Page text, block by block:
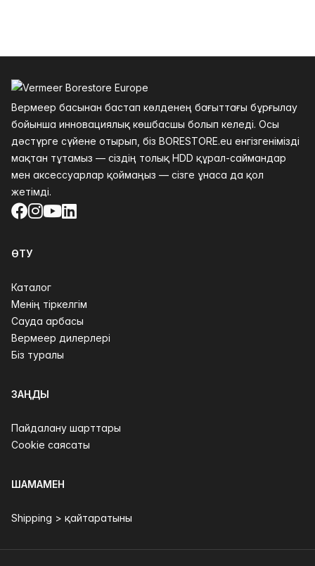
Вермеер басынан бастап көлденең бағыттағы бұрғылау
бойынша инновациялық көшбасшы болып келеді. Осы
дәстүрге сүйене отырып, біз BORESTORE.eu енгізгенімізді
мақтан тұтамыз — сіздің толық HDD құрал-саймандар
мен аксессуарлар қоймаңыз — сізге ұнаса да қол
жетімді.
Facebook
Instagram
YouTube
LinkedIn
ӨТУ
Каталог
Менің тіркелгім
Сауда арбасы
Вермеер дилерлері
Біз туралы
ЗАҢДЫ
Пайдалану шарттары
Cookie саясаты
ШАМАМЕН
Shipping > қайтаратыны